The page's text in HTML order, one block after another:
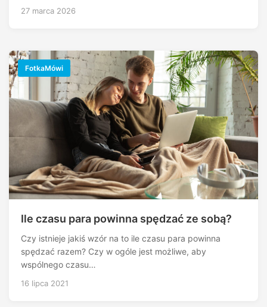
27 marca 2026
FotkaMówi
Ile czasu para powinna spędzać ze sobą?
Czy istnieje jakiś wzór na to ile czasu para powinna
spędzać razem? Czy w ogóle jest możliwe, aby
wspólnego czasu…
16 lipca 2021